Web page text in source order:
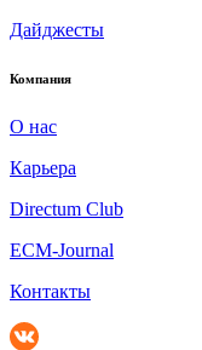
Дайджесты
Компания
О нас
Карьера
Directum Club
ECM-Journal
Контакты